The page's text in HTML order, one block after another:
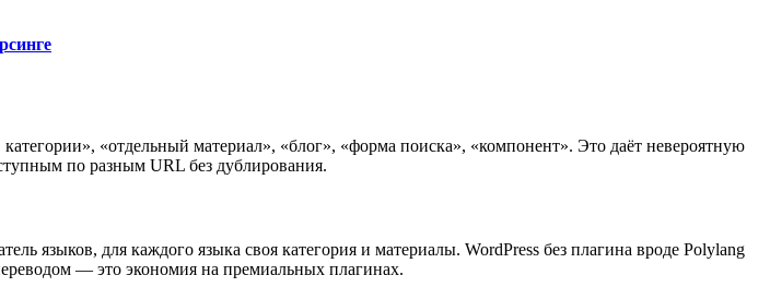
«отдельный материал», «блог», «форма поиска», «компонент». Это даёт невероятную
по разным URL без дублирования.
языков, для каждого языка своя категория и материалы. WordPress без плагина вроде Polylang
— это экономия на премиальных плагинах.